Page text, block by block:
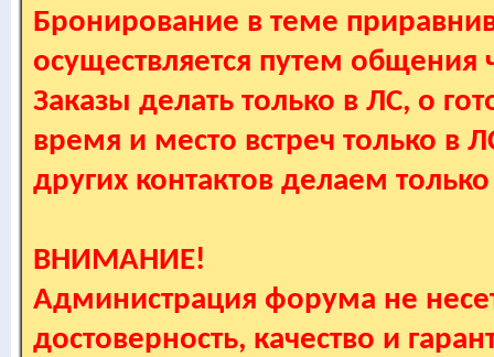
Бронирование в теме
осуществляется путем
Заказы делать только в ЛС, о
время и место встреч только в
других контактов делаем
ВНИМАНИЕ!
Администрация форума не
достоверность, качество и